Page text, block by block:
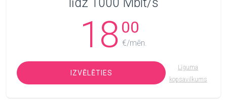
18 00
€/mēn.
IZVĒLĒTIES
Līguma
kopsavilkums